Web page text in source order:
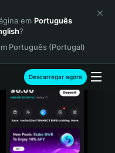
em Português
?
Português (Portugal)
Descarregar agora